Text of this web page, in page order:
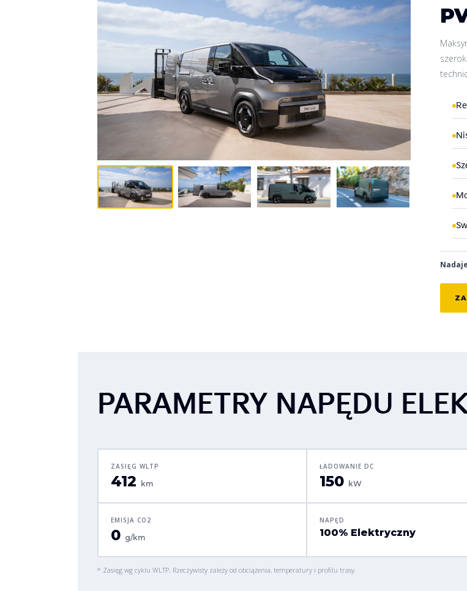
PARAMETRY NAPĘDU
ZASIĘG WLTP
412 km
ŁADOWANIE DC
150 kW
EMISJA CO2
0 g/km
NAPĘD
100% Elektryczny
* Zasięg wg cyklu WLTP. Rzeczywisty zależy od obciążenia, temperatury i profilu trasy.